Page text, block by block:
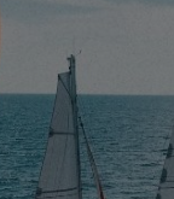
eventi e